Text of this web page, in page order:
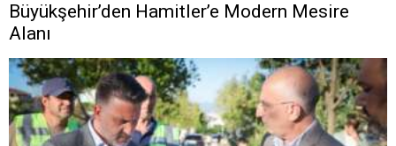
Büyükşehir’den Hamitler’e Modern Mesire
Alanı